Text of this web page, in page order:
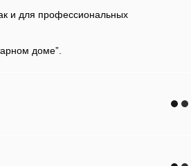
и для профессиональных
доме”.